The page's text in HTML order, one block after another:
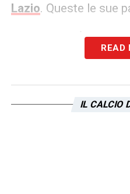
Lazio. Queste le sue
È un
tesa, lo sapevamo.
trasmette davvero
READ
IL CALCIO